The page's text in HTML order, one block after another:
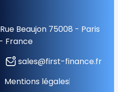
Beaujon 75008 - Paris
- France
sales@first-finance.fr
Mentions légales